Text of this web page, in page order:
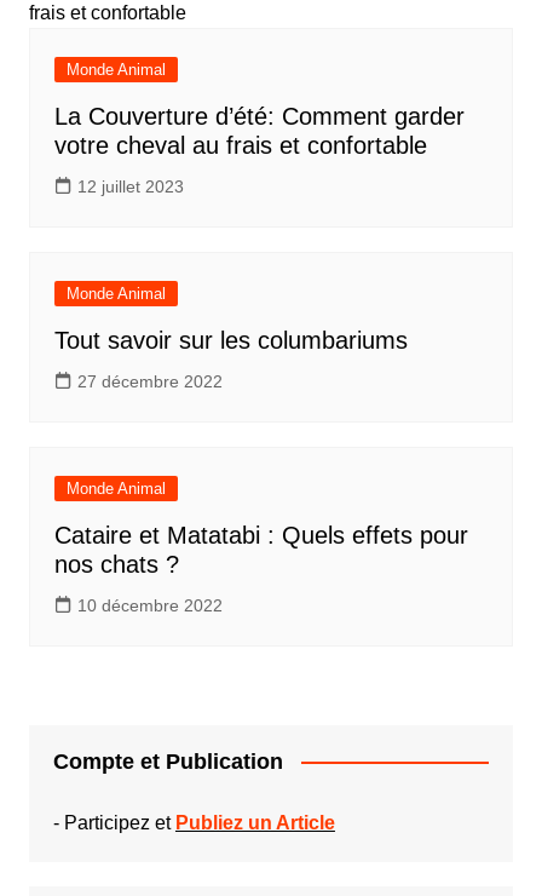
Monde Animal
La Couverture d’été: Comment garder
votre cheval au frais et confortable
12 juillet 2023
Monde Animal
Tout savoir sur les columbariums
27 décembre 2022
Monde Animal
Cataire et Matatabi : Quels effets pour
nos chats ?
10 décembre 2022
Compte et Publication
- Participez et Publiez un Article